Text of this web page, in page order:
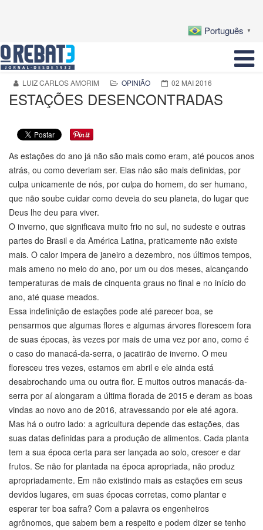
Português ▼
LUIZ CARLOS AMORIM OPINIÃO 02 MAI 2016
ESTAÇÕES DESENCONTRADAS
As estações do ano já não são mais como eram, até poucos anos
atrás, ou como deveriam ser. Elas não são mais definidas, por
culpa unicamente de nós, por culpa do homem, do ser humano,
que não soube cuidar como deveia do seu planeta, do lugar que
Deus lhe deu para viver.
O inverno, que significava muito frio no sul, no sudeste e outras
partes do Brasil e da América Latina, praticamente não existe
mais. O calor impera de janeiro a dezembro, nos últimos tempos,
mais ameno no meio do ano, por um ou dos meses, alcançando
temperaturas de mais de cinquenta graus no final e no início do
ano, até quase meados.
Essa indefinição de estações pode até parecer boa, se
pensarmos que algumas flores e algumas árvores florescem fora
de suas épocas, às vezes por mais de uma vez por ano, como é
o caso do manacá-da-serra, o jacatirão de inverno. O meu
floresceu tres vezes, estamos em abril e ele ainda está
desabrochando uma ou outra flor. E muitos outros manacás-da-
serra por aí alongaram a última florada de 2015 e deram as boas
vindas ao novo ano de 2016, atravessando por ele até agora.
Mas há o outro lado: a agricultura depende das estações, das
suas datas definidas para a produção de alimentos. Cada planta
tem a sua época certa para ser lançada ao solo, crescer e dar
frutos. Se não for plantada na época apropriada, não produz
apropriadamente. Em não existindo mais as estações em seus
devidos lugares, em suas épocas corretas, como plantar e
esperar ter boa safra? Com a palavra os engenheiros
agrônomos, que sabem bem a respeito e podem dizer se tenho